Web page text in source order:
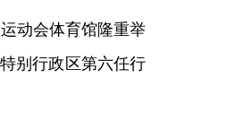
动会体育馆隆重举
别行政区第六任行